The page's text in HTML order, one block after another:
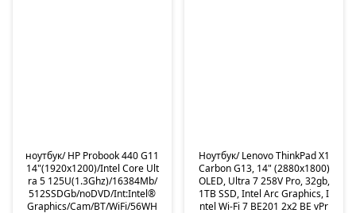
ноутбук/ HP Probook 440 G11
14"(1920x1200)/Intel Core Ult
ra 5 125U(1.3Ghz)/16384Mb/
512SSDGb/noDVD/Int:Intel®
Graphics/Cam/BT/WiFi/56WH
Ноутбук/ Lenovo ThinkPad X1
Carbon G13, 14" (2880x1800)
OLED, Ultra 7 258V Pro, 32gb,
1TB SSD, Intel Arc Graphics, I
ntel Wi-Fi 7 BE201 2x2 BE vPr